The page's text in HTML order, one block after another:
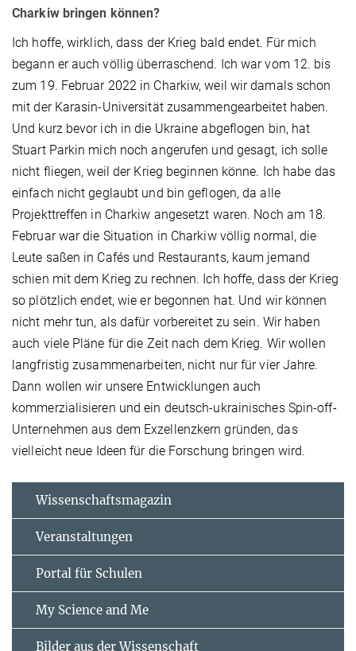
Charkiw bringen können?
Ich hoffe, wirklich, dass der Krieg bald endet. Für mich
begann er auch völlig überraschend. Ich war vom 12. bis
zum 19. Februar 2022 in Charkiw, weil wir damals schon
mit der Karasin-Universität zusammengearbeitet haben.
Und kurz bevor ich in die Ukraine abgeflogen bin, hat
Stuart Parkin mich noch angerufen und gesagt, ich solle
nicht fliegen, weil der Krieg beginnen könne. Ich habe das
einfach nicht geglaubt und bin geflogen, da alle
Projekttreffen in Charkiw angesetzt waren. Noch am 18.
Februar war die Situation in Charkiw völlig normal, die
Leute saßen in Cafés und Restaurants, kaum jemand
schien mit dem Krieg zu rechnen. Ich hoffe, dass der Krieg
so plötzlich endet, wie er begonnen hat. Und wir können
nicht mehr tun, als dafür vorbereitet zu sein. Wir haben
auch viele Pläne für die Zeit nach dem Krieg. Wir wollen
langfristig zusammenarbeiten, nicht nur für vier Jahre.
Dann wollen wir unsere Entwicklungen auch
kommerzialisieren und ein deutsch-ukrainisches Spin-off-
Unternehmen aus dem Exzellenzkern gründen, das
vielleicht neue Ideen für die Forschung bringen wird.
Wissenschaftsmagazin
Veranstaltungen
Portal für Schulen
My Science and Me
Bilder aus der Wissenschaft